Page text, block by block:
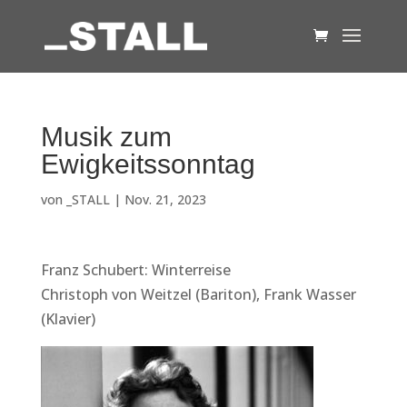
Musik zum
Ewigkeitssonntag
von _STALL| Nov. 21, 2023
Franz Schubert: Winterreise
Christoph von Weitzel (Bariton), Frank Wasser
(Klavier)